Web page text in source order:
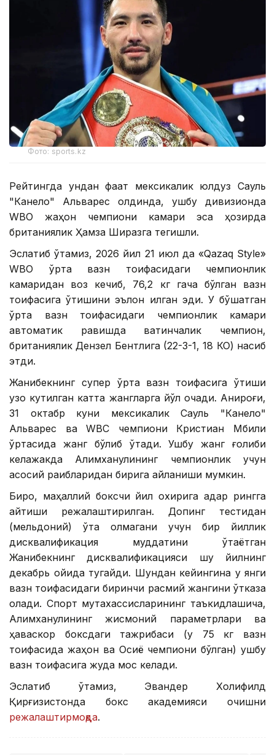
Фото: sports.kz
Рейтингда ундан фақат мексикалик юлдуз Сауль
"Канело" Альварес олдинда, ушбу дивизионда
WBО жаҳон чемпиони камари эса ҳозирда
британиялик Ҳамза Ширазга тегишли.
Эслатиб ўтамиз, 2026 йил 21 июл да «Qazaq Style»
WВО ўрта вазн тоифасидаги чемпионлик
камаридан воз кечиб, 76,2 кг гача бўлган вазн
тоифасига ўтишини эълон қилган эди. У бўшатган
ўрта вазн тоифасидаги чемпионлик камари
автоматик равишда вақтинчалик чемпион,
британиялик Дензел Бентлига (22-3-1, 18 КО) насиб
этди.
Жанибекнинг супер ўрта вазн тоифасига ўтиши
узоқ кутилган катта жангларга йўл очади. Аниқроғи,
31 октабр куни мексикалик Сауль "Канело"
Альварес ва WВC чемпиони Кристиан Мбили
ўртасида жанг бўлиб ўтади. Ушбу жанг ғолиби
келажакда Алимханулининг чемпионлик учун
асосий рақибларидан бирига айланиши мумкин.
Бироқ, маҳаллий боксчи йил охирига қадар рингга
қайтиши режалаштирилган. Допинг тестидан
(мельдоний) ўта олмагани учун бир йиллик
дисквалификация муддатини ўтаётган
Жанибекнинг дисквалификацияси шу йилнинг
декабрь ойида тугайди. Шундан кейингина у янги
вазн тоифасидаги биринчи расмий жангини ўтказа
олади. Спорт мутахассисларининг таъкидлашича,
Алимханулининг жисмоний параметрлари ва
ҳаваскор боксдаги тажрибаси (у 75 кг вазн
тоифасида жаҳон ва Осиё чемпиони бўлган) ушбу
вазн тоифасига жуда мос келади.
Эслатиб ўтамиз, Эвандер Холифилд
Қирғизистонда бокс академияси очишни
режалаштирмоқда.